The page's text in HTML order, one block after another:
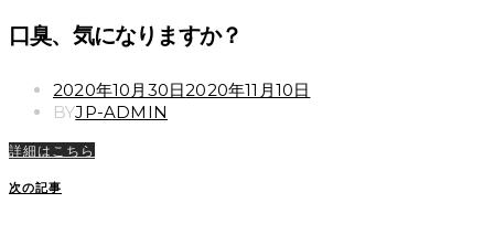
口臭、気になりますか？
POSTED
ON
2020年10月30日2020年11月10日
BYJP-ADMIN
詳細はこちら
次の記事